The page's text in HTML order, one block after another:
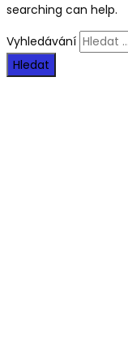
searching can help.
Vyhledávání